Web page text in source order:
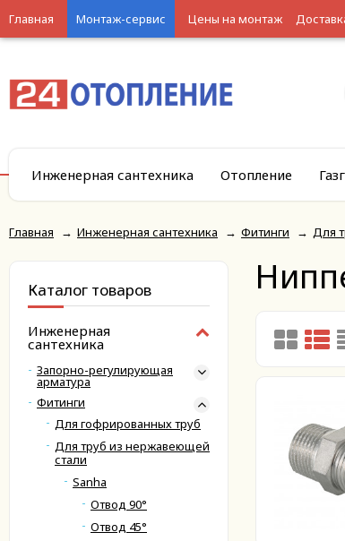
Главная Монтаж-сервис Цены на монтаж
Инженерная сантехника Отопление
Главная → Инженерная сантехника → Фитинги → Для
Каталог товаров
Инженерная
сантехника
Запорно-регулирующая
арматура
Фитинги
Для гофрированных труб
Для труб из нержавеющей
стали
Sanha
Отвод 90°
Отвод 45°